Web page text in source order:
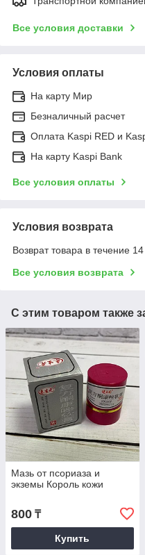
Все условия доставки
Условия оплаты
На карту Мир
Безналичный расчет
Оплата Kaspi RED и
На карту Kaspi Bank
Все условия оплаты
Условия возврата
Возврат товара в течение
Все условия возврата
С этим товаром также
Мазь от псориаза и
экземы Король кожи
800 ₸
Купить